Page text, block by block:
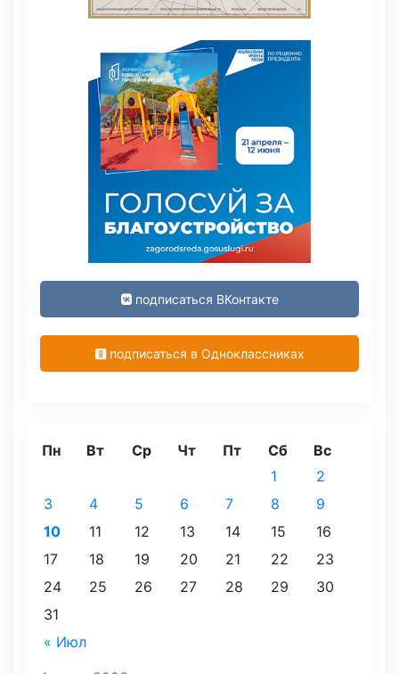
подписаться ВКонтакте
подписаться в Одноклассниках
Пн Вт Ср Чт Пт Сб Вс
« Июл
1
2
3
4 5 6 7 8
9
10
11 12 13 14 15
16
17
18 19 20 21 22
23
24
25 26 27 28 29
30
31